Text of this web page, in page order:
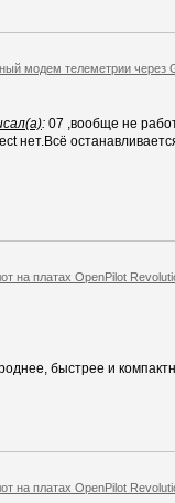
модем телеметрии через
: 07 ,вообще не
нет.Всё
на платах OpenPilot
быстрее и
на платах OpenPilot